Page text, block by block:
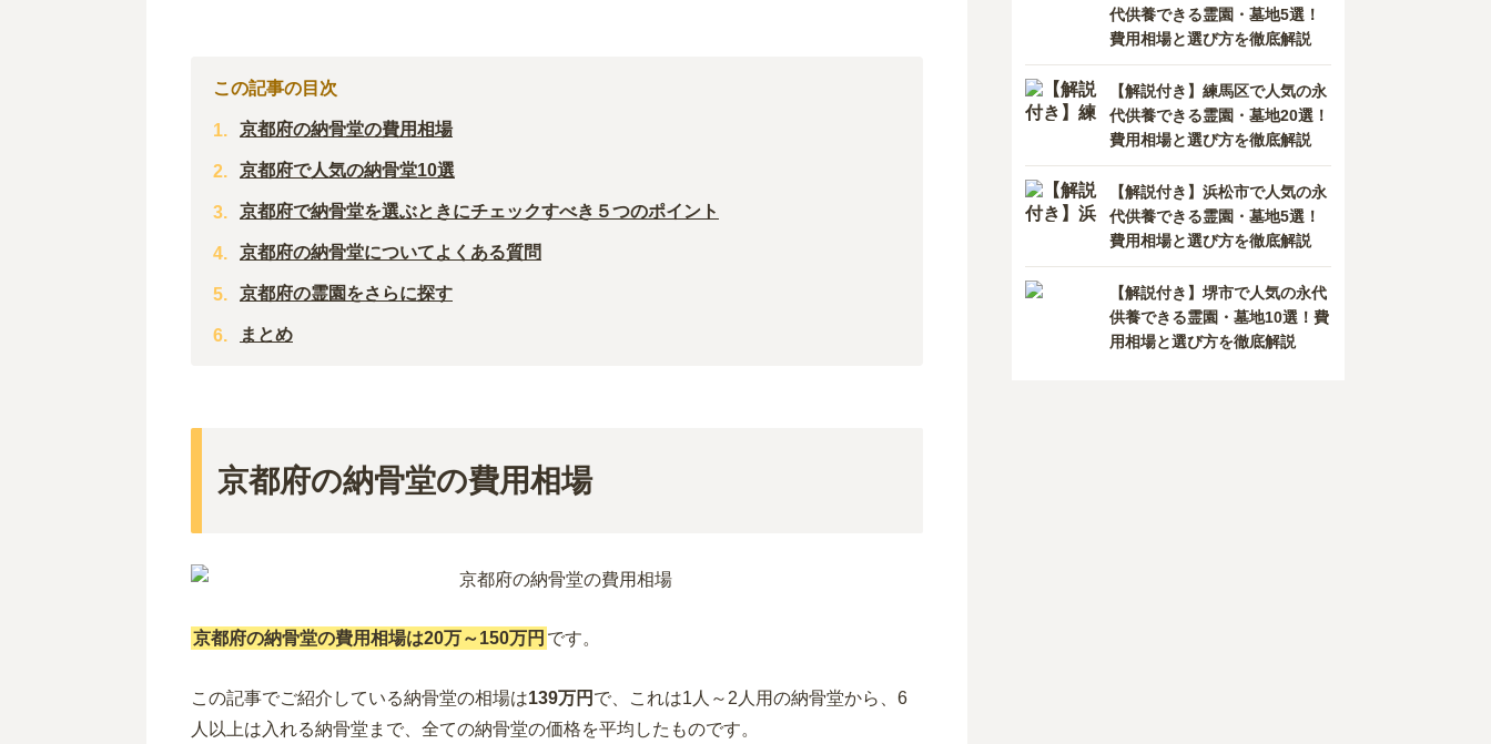
この記事の目次
京都府の納骨堂の費用相場
京都府で人気の納骨堂10選
京都府で納骨堂を選ぶときにチェックすべき５つのポイント
京都府の納骨堂についてよくある質問
京都府の霊園をさらに探す
まとめ
京都府の納骨堂の費用相場
京都府の納骨堂の費用相場は20万～150万円 です。
この記事でご紹介している納骨堂の相場は139万円 で、これは1人～2人用の納骨堂から、6
人以上は入れる納骨堂まで、全ての納骨堂の価格を平均したものです。
代供養できる霊園・墓地5選！
費用相場と選び方を徹底解説
【解説付き】練馬区で人気の永
代供養できる霊園・墓地20選！
費用相場と選び方を徹底解説
【解説付き】浜松市で人気の永
代供養できる霊園・墓地5選！
費用相場と選び方を徹底解説
【解説付き】堺市で人気の永代
供養できる霊園・墓地10選！費
用相場と選び方を徹底解説